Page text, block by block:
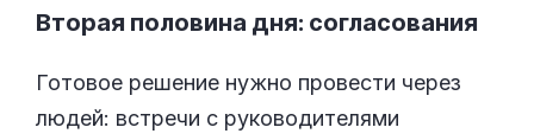
Вторая половина дня: согласования
Готовое решение нужно провести через
людей: встречи с руководителями